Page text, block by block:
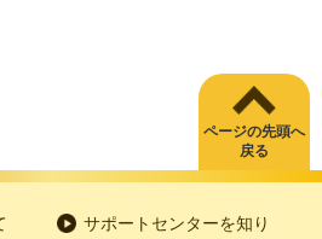
ページの先頭へ
戻る
サポートセンターを知り